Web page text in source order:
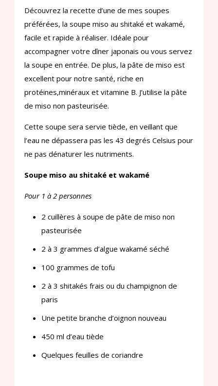
Découvrez la recette d’une de mes soupes
préférées, la soupe miso au shitaké et wakamé,
facile et rapide à réaliser. Idéale pour
accompagner votre dîner japonais ou vous servez
la soupe en entrée. De plus, la pâte de miso est
excellent pour notre santé, riche en
protéines,minéraux et vitamine B. J’utilise la pâte
de miso non pasteurisée.
Cette soupe sera servie tiède, en veillant que
l’eau ne dépassera pas les 43 degrés Celsius pour
ne pas dénaturer les nutriments.
Soupe miso au shitaké et wakamé
Pour 1 à 2 personnes
2 cuillères à soupe de pâte de miso non
pasteurisée
2 à 3 grammes d’algue wakamé séché
100 grammes de tofu
2 à 3 shitakés frais ou du champignon de
paris
Une petite branche d’oignon nouveau
450 ml d’eau tiède
Quelques feuilles de coriandre